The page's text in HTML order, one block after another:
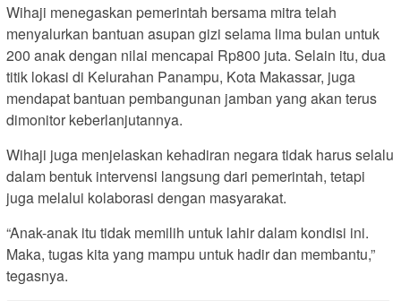
Wihaji menegaskan pemerintah bersama mitra telah
menyalurkan bantuan asupan gizi selama lima bulan untuk
200 anak dengan nilai mencapai Rp800 juta. Selain itu, dua
titik lokasi di Kelurahan Panampu, Kota Makassar, juga
mendapat bantuan pembangunan jamban yang akan terus
dimonitor keberlanjutannya.
Wihaji juga menjelaskan kehadiran negara tidak harus selalu
dalam bentuk intervensi langsung dari pemerintah, tetapi
juga melalui kolaborasi dengan masyarakat.
“Anak-anak itu tidak memilih untuk lahir dalam kondisi ini.
Maka, tugas kita yang mampu untuk hadir dan membantu,”
tegasnya.